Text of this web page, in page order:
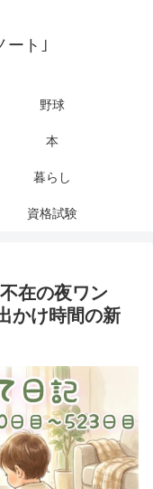
ート｣
野球
本
暮らし
資格試験
在の夜ワン
かけ時間の新